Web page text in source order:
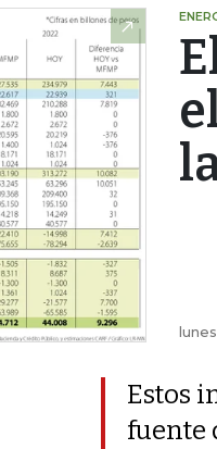
Estos
fuente